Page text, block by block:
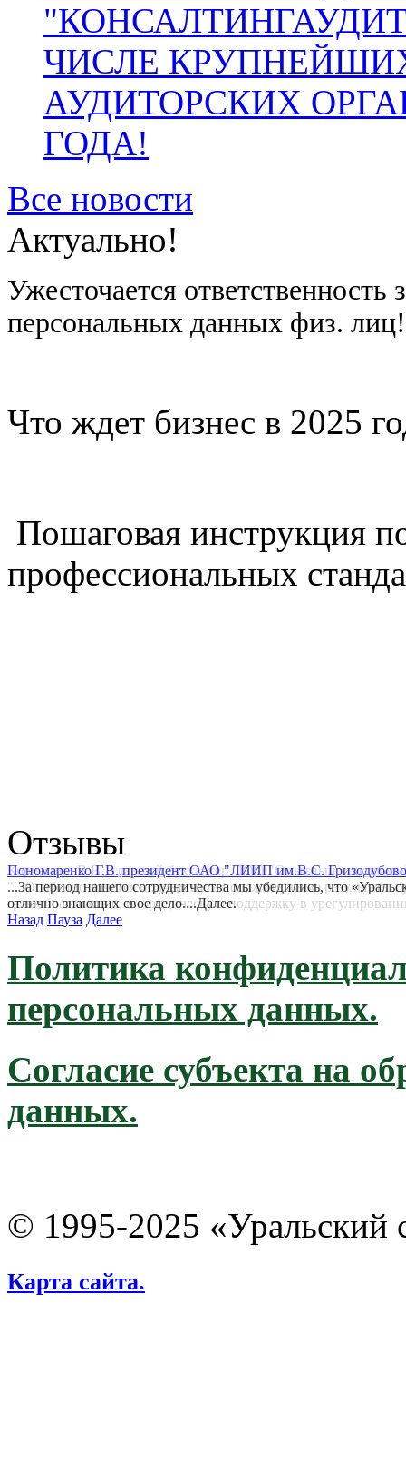
ЧИСЛЕ
АУДИТОРСКИХ
ГОДА!
Все новости
Актуально!
Ужесточается
персональных данных физ.
Что ждет бизнес в 2025
Пошаговая инструкция
профессиональных
Отзывы
Корчагина В.В., главный бухгалтер ООО "Опытный
"...Особенно хочется подчеркнуть положительные результаты
ценообразованию, и юридическую поддержку в
Назад Пауза Далее
Политика
персональных данных.
Согласие субъекта на
данных.
© 1995-2025 «Уральский
Карта сайта.